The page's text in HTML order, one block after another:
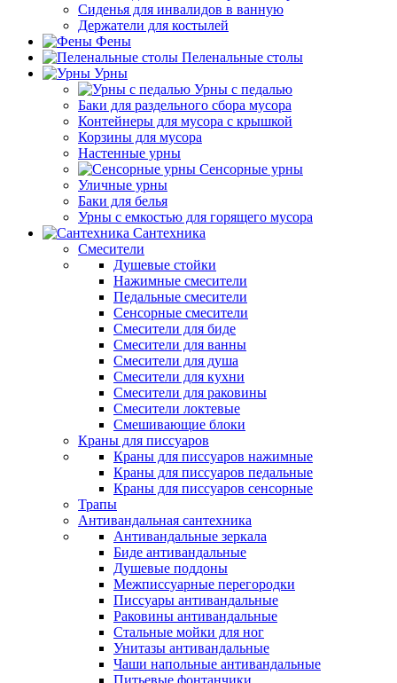
Сиденья для инвалидов в ванную
Держатели для костылей
Фены
Пеленальные столы
Урны
Урны с педалью
Баки для раздельного сбора мусора
Контейнеры для мусора с крышкой
Корзины для мусора
Настенные урны
Сенсорные урны
Уличные урны
Баки для белья
Урны с емкостью для горящего мусора
Сантехника
Смесители
Душевые стойки
Нажимные смесители
Педальные смесители
Сенсорные смесители
Смесители для биде
Смесители для ванны
Смесители для душа
Смесители для кухни
Смесители для раковины
Смесители локтевые
Смешивающие блоки
Краны для писсуаров
Краны для писсуаров нажимные
Краны для писсуаров педальные
Краны для писсуаров сенсорные
Трапы
Антивандальная сантехника
Антивандальные зеркала
Биде антивандальные
Душевые поддоны
Межписсуарные перегородки
Писсуары антивандальные
Раковины антивандальные
Стальные мойки для ног
Унитазы антивандальные
Чаши напольные антивандальные
Питьевые фонтанчики